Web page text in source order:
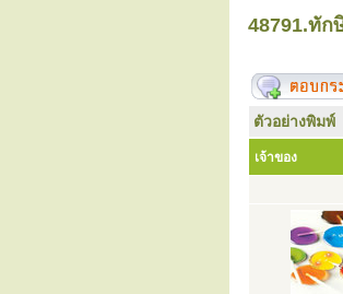
48791.ทัก
ตัวอย่างพิมพ์
เจ้าของ